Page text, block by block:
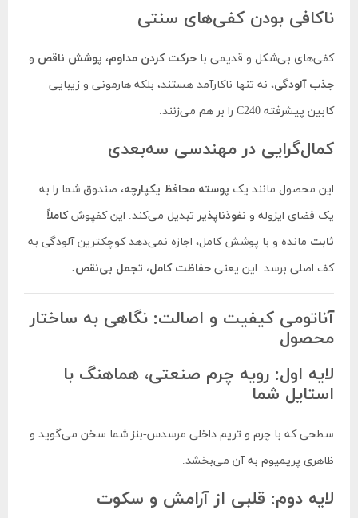
ناکافی بودن کفی‌های سنتی
کفی‌های بی‌شکل و قدیمی با حرکت کردن مداوم، پوشش ناقص و
جذب آلودگی، نه تنها ناکارآمد هستند، بلکه هارمونی و زیبایی
کابین پیشرفته C240 را بر هم می‌زنند.
کمال‌گرایی در مهندسی سه‌بعدی
این محصول مانند یک پوسته محافظ یکپارچه، صندوق شما را به
یک فضای ایزوله و نفوذناپذیر تبدیل می‌کند. این کفپوشکاملاً
ثابت مانده و با پوشش کامل، اجازه نمی‌دهد کوچکترین آلودگی به
کف اصلی برسد. این یعنی حفاظت کامل، تجمل بی‌نقص.
آناتومی کیفیت و اصالت: نگاهی به ساختار
محصول
لایه اول: رویه چرم صنعتی، هماهنگ با
استایل شما
سطحی که با چرم و تریم داخلی مرسدس-بنز شما سخن می‌گوید و
ظاهری پریمیوم به آن می‌بخشد.
لایه دوم: قلبی از آرامش و سکوت